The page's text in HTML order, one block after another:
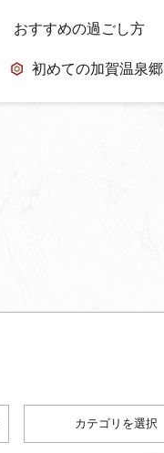
おすすめの過ごし方
初めての加賀温泉郷
カテゴリを選択